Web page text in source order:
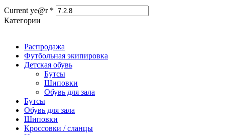
Current ye@r *
Категории
Распродажа
Футбольная экипировка
Детская обувь
Бутсы
Шиповки
Обувь для зала
Бутсы
Обувь для зала
Шиповки
Кроссовки / сланцы